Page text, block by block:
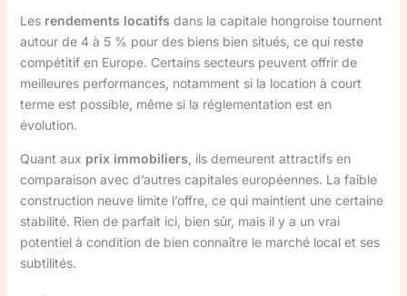
Les rendements locatifs dans la capitale hongroise tournent
autour de 4 à 5 % pour des biens bien situés, ce qui reste
compétitif en Europe. Certains secteurs peuvent offrir de
meilleures performances, notamment si la location à court
terme est possible, même si la réglementation est en
évolution.
Quant aux prix immobiliers , ils demeurent attractifs en
comparaison avec d’autres capitales européennes. La faible
construction neuve limite l’offre, ce qui maintient une certaine
stabilité. Rien de parfait ici, bien sûr, mais il y a un vrai
potentiel à condition de bien connaître le marché local et ses
subtilités.